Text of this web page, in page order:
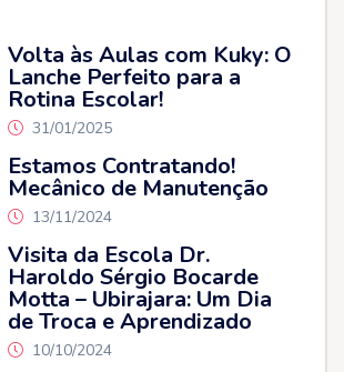
Volta às Aulas com Kuky: O
Lanche Perfeito para a
Rotina Escolar!
31/01/2025
Estamos Contratando!
Mecânico de Manutenção
13/11/2024
Visita da Escola Dr.
Haroldo Sérgio Bocarde
Motta – Ubirajara: Um Dia
de Troca e Aprendizado
10/10/2024